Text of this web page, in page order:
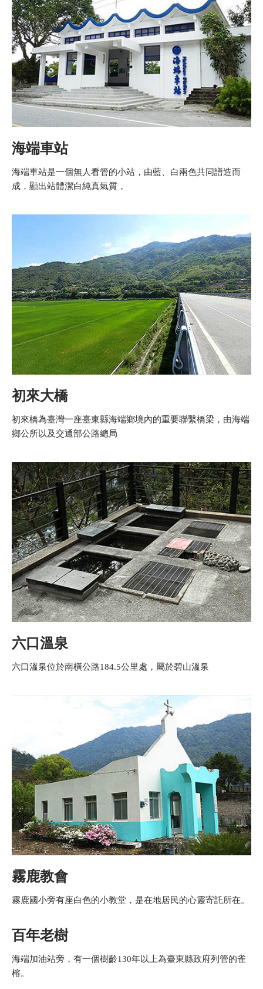
海端車站
海端車站是一個無人看管的小站，由藍、白兩色共同譜造而
成，顯出站體潔白純真氣質，
初來大橋
初來橋為臺灣一座臺東縣海端鄉境內的重要聯繫橋梁，由海端
鄉公所以及交通部公路總局
六口溫泉
六口溫泉位於南橫公路184.5公里處，屬於碧山溫泉
霧鹿教會
霧鹿國小旁有座白色的小教堂，是在地居民的心靈寄託所在。
百年老樹
海端加油站旁，有一個樹齡130年以上為臺東縣政府列管的雀
榕。